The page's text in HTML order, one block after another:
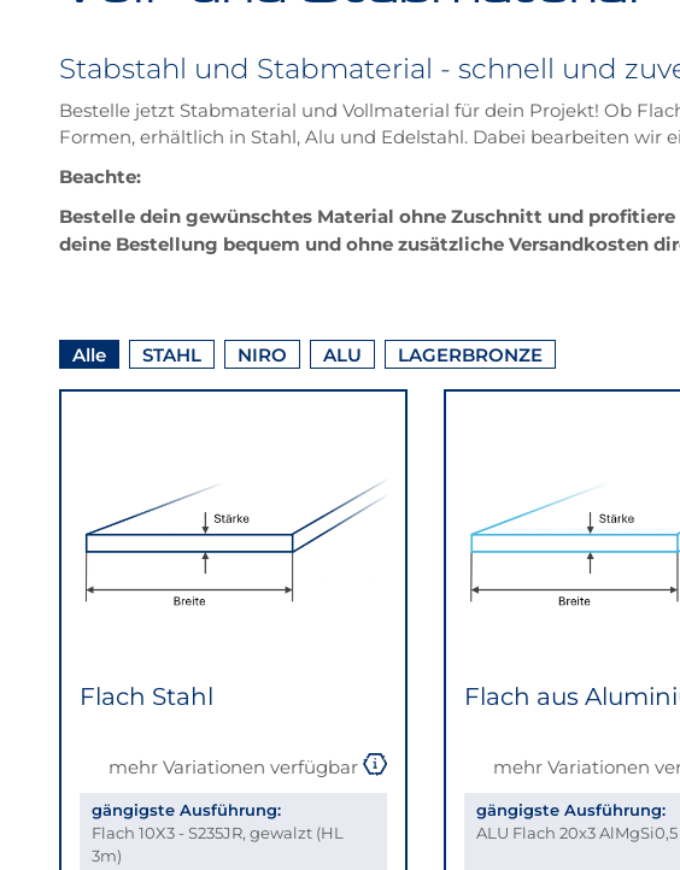
Stabstahl und Stabmaterial - schnell und
Bestelle jetzt Stabmaterial und Vollmaterial für dein Projekt! Ob
Formen, erhältlich in Stahl, Alu und Edelstahl. Dabei bearbeiten wir
Beachte:
Bestelle dein gewünschtes Material ohne Zuschnitt und
deine Bestellung bequem und ohne zusätzliche Versandkosten
können
Material
werden.
nur
Inhalte
angezeigt.
AlleBeiträge
Filtern
STAHL
Filtern
NIRO
Filtern
ALU
Filtern
LAGERBRONZE
Flach Stahl
mehr Variationen verfügbar
gängigste Ausführung:
Flach 10X3 - S235JR, gewalzt (HL
3m)
Flach aus
mehr Variationen
gängigste Ausführung:
ALU Flach 20x3 AlMgSi0,5